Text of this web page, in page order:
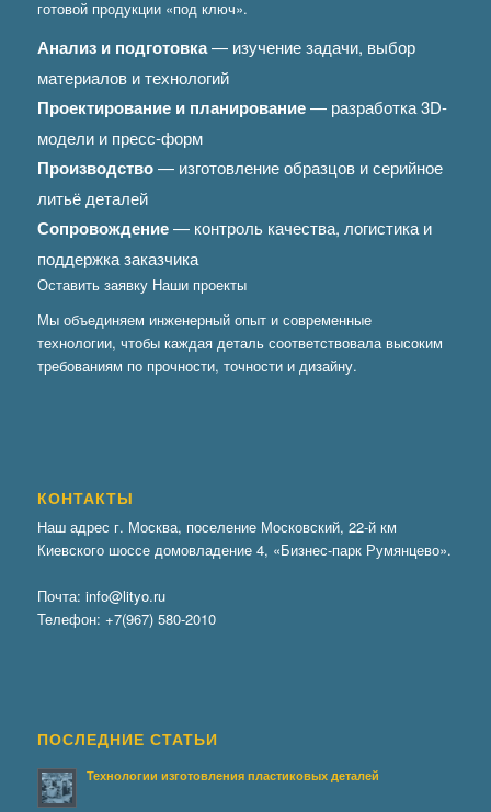
готовой продукции «под ключ».
Анализ и подготовка— изучение задачи, выбор
материалов и технологий
Проектирование и планирование— разработка 3D-
модели и пресс-форм
Производство— изготовление образцов и серийное
литьё деталей
Сопровождение— контроль качества, логистика и
поддержка заказчика
Оставить заявку Наши проекты
Мы объединяем инженерный опыт и современные
технологии, чтобы каждая деталь соответствовала высоким
требованиям по прочности, точности и дизайну.
КОНТАКТЫ
Наш адрес г. Москва, поселение Московский, 22-й км
Киевского шоссе домовладение 4, «Бизнес-парк Румянцево».
Почта: info@lityo.ru
Телефон: +7(967) 580-2010
ПОСЛЕДНИЕ СТАТЬИ
Технологии изготовления пластиковых деталей